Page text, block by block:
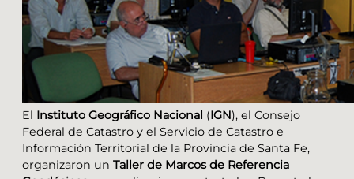
El Instituto Geográfico Nacional (IGN), el Consejo
Federal de Catastro y el Servicio de Catastro e
Información Territorial de la Provincia de Santa Fe,
organizaron un Taller de Marcos de Referencia